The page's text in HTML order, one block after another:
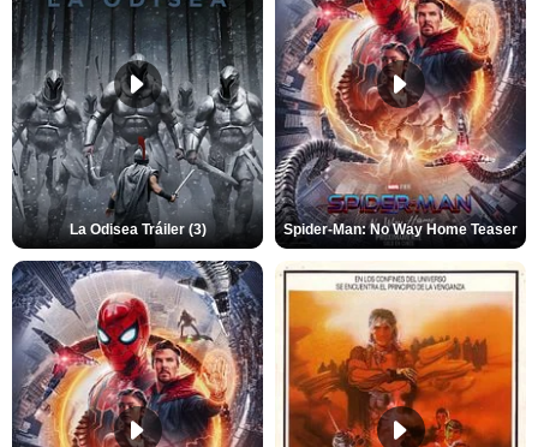
La Odisea Tráiler (3) Spider-Man: No Way Home Teaser